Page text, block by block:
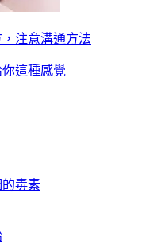
注意溝通方法
這種感覺
毒素